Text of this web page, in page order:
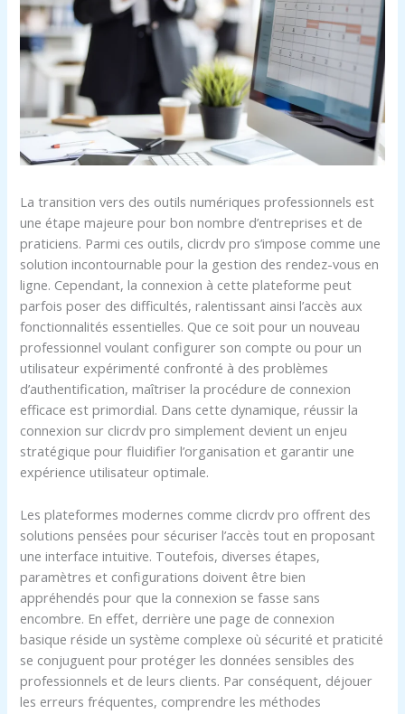
La transition vers des outils numériques professionnels est
une étape majeure pour bon nombre d’entreprises et de
praticiens. Parmi ces outils, clicrdv pro s’impose comme une
solution incontournable pour la gestion des rendez-vous en
ligne. Cependant, la connexion à cette plateforme peut
parfois poser des difficultés, ralentissant ainsi l’accès aux
fonctionnalités essentielles. Que ce soit pour un nouveau
professionnel voulant configurer son compte ou pour un
utilisateur expérimenté confronté à des problèmes
d’authentification, maîtriser la procédure de connexion
efficace est primordial. Dans cette dynamique, réussir la
connexion sur clicrdv pro simplement devient un enjeu
stratégique pour fluidifier l’organisation et garantir une
expérience utilisateur optimale.
Les plateformes modernes comme clicrdv pro offrent des
solutions pensées pour sécuriser l’accès tout en proposant
une interface intuitive. Toutefois, diverses étapes,
paramètres et configurations doivent être bien
appréhendés pour que la connexion se fasse sans
encombre. En effet, derrière une page de connexion
basique réside un système complexe où sécurité et praticité
se conjuguent pour protéger les données sensibles des
professionnels et de leurs clients. Par conséquent, déjouer
les erreurs fréquentes, comprendre les méthodes